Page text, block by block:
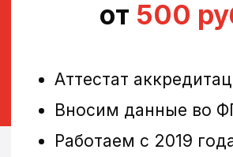
Вносим данные во ФГИС Аршин